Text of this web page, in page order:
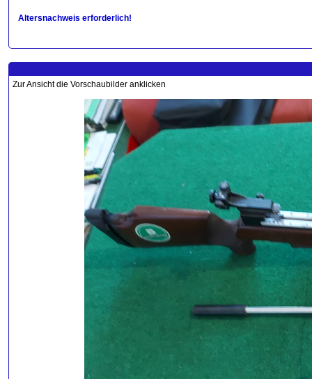
Altersnachweis erforderlich!
Zur Ansicht die Vorschaubilder anklicken